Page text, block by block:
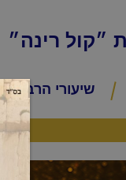
״קול רינה״
שיעורי הרב